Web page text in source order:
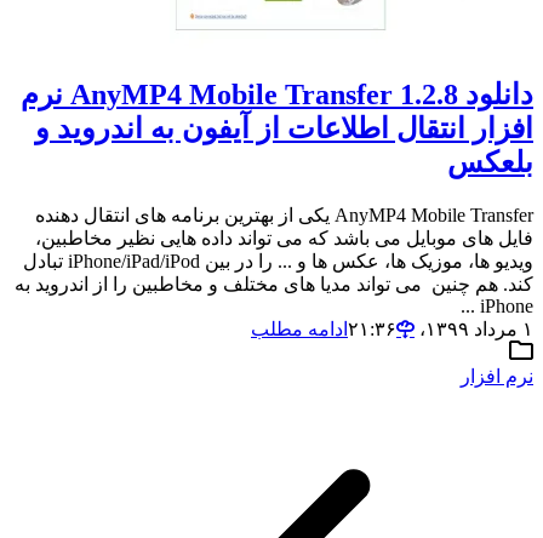
دانلود AnyMP4 Mobile Transfer 1.2.8 نرم
افزار انتقال اطلاعات از آیفون به اندروید و
بلعکس
AnyMP4 Mobile Transfer یکی از بهترین برنامه های انتقال دهنده
فایل های موبایل می باشد که می تواند داده هایی نظیر مخاطبین،
ویدیو ها، موزیک ها، عکس ها و ... را در بین iPhone/iPad/iPod تبادل
کند. هم چنین می تواند مدیا های مختلف و مخاطبین را از اندروید به
iPhone ...
۱ مرداد ۱۳۹۹،‏ ۲۱:۳۶
ادامه مطلب
نرم افزار